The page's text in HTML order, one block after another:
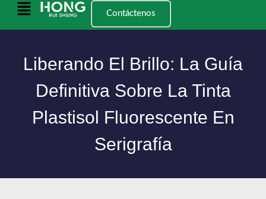
SaltarMenú
Contáctenos
Liberando El Brillo: La Guía
Definitiva Sobre La Tinta
Plastisol Fluorescente En
Serigrafía